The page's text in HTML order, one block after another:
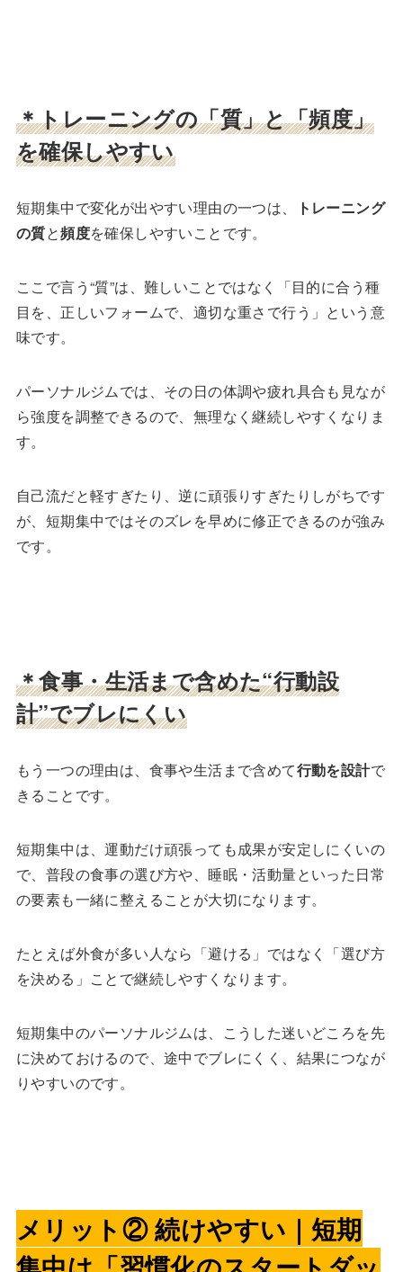
＊トレーニングの「質」と「頻度」
を確保しやすい
短期集中で変化が出やすい理由の一つは、
トレーニング
の質と頻度を確保しやすいことです。
ここで言う“質”は、難しいことではなく「目的に合う種
目を、正しいフォームで、適切な重さで行う」という意
味です。
パーソナルジムでは、その日の体調や疲れ具合も見なが
ら強度を調整できるので、無理なく継続しやすくなりま
す。
自己流だと軽すぎたり、逆に頑張りすぎたりしがちです
が、短期集中ではそのズレを早めに修正できるのが強み
です。
＊食事・生活まで含めた“行動設
計”でブレにくい
もう一つの理由は、食事や生活まで含めて行動を設計で
きることです。
短期集中は、運動だけ頑張っても成果が安定しにくいの
で、普段の食事の選び方や、睡眠・活動量といった日常
の要素も一緒に整えることが大切になります。
たとえば外食が多い人なら「避ける」ではなく「選び方
を決める」ことで継続しやすくなります。
短期集中のパーソナルジムは、こうした迷いどころを先
に決めておけるので、途中でブレにくく、結果につなが
りやすいのです。
メリット② 続けやすい｜短期